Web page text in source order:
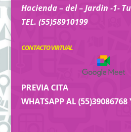
Hacienda – del – Jardin -1-
TEL. (55)58910199
CONTACTO VIRTUAL
PREVIA CITA
WHATSAPP AL (55)39086768